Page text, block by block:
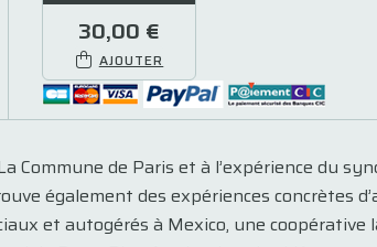
30,00 €
AJOUTER
Commune de Paris et à l’expérience du
également des expériences concrètes
et autogérés à Mexico, une